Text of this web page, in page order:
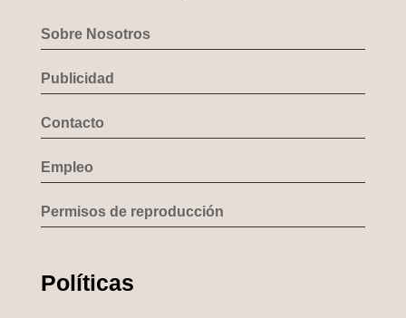
Sobre Nosotros
Publicidad
Contacto
Empleo
Permisos de reproducción
Políticas